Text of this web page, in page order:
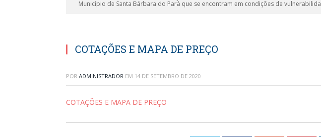
Município de Santa Bárbara do Pará que se encontram em condições de
COTAÇÕES E MAPA DE PREÇO
POR ADMINISTRADOR EM 14 DE SETEMBRO DE 2020
COTAÇÕES E MAPA DE PREÇO